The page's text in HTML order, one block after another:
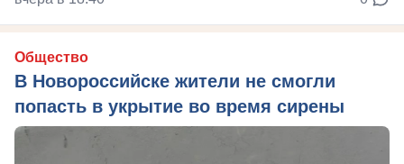
Общество
В Новороссийске жители не смогли
попасть в укрытие во время сирены